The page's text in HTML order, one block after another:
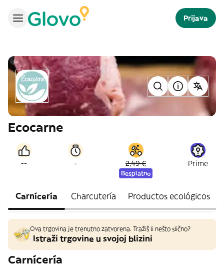
Prijava
Ecocarne
-- - 2,49 €
Besplatno
Prime
Carnícería Charcutería Productos ecológicos
Ova trgovina je trenutno zatvorena. Tražiš li nešto slično?
Istraži trgovine u svojoj blizini
Carnícería